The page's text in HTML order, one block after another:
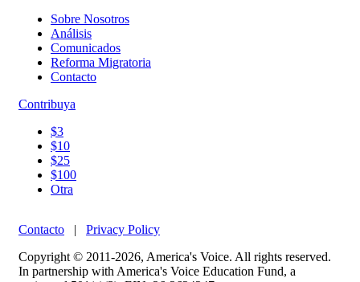
Sobre Nosotros
Análisis
Comunicados
Reforma Migratoria
Contacto
Contribuya
$3
$10
$25
$100
Otra
Contacto | Privacy Policy
Copyright © 2011-2026, America's Voice. All rights reserved.
In partnership with America's Voice Education Fund, a